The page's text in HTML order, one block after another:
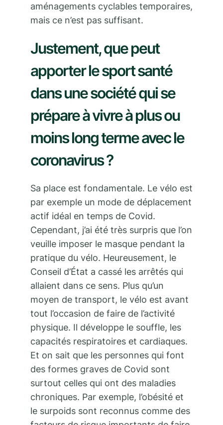
aménagements cyclables temporaires,
mais ce n’est pas suffisant.
Justement, que peut
apporter le sport santé
dans une société qui se
prépare à vivre à plus ou
moins long terme avec le
coronavirus ?
Sa place est fondamentale. Le vélo est
par exemple un mode de déplacement
actif idéal en temps de Covid.
Cependant, j’ai été très surpris que l’on
veuille imposer le masque pendant la
pratique du vélo. Heureusement, le
Conseil d’État a cassé les arrêtés qui
allaient dans ce sens. Plus qu’un
moyen de transport, le vélo est avant
tout l’occasion de faire de l’activité
physique. Il développe le souffle, les
capacités respiratoires et cardiaques.
Et on sait que les personnes qui font
des formes graves de Covid sont
surtout celles qui ont des maladies
chroniques. Par exemple, l’obésité et
le surpoids sont reconnus comme des